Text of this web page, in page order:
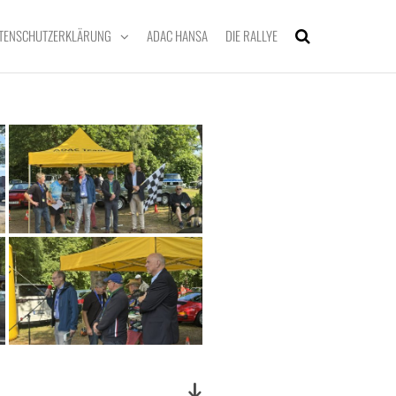
ADAC HANSA DIE RALLYE